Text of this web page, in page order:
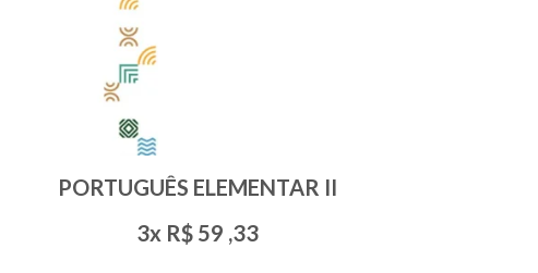
PORTUGUÊS ELEMENTAR II
3x R$ 59 ,33